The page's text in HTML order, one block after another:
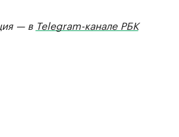
— в Telegram-канале РБК